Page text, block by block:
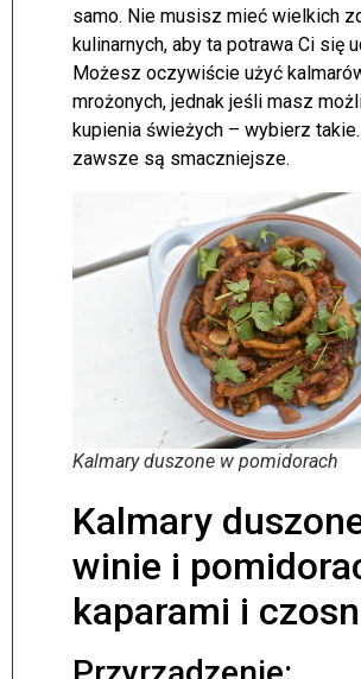
samo. Nie musisz mieć wielkich
kulinarnych, aby ta potrawa Ci się
Możesz oczywiście użyć
mrożonych, jednak jeśli masz
kupienia świeżych – wybierz
zawsze są smaczniejsze.
Kalmary duszone w pomidorach
Kalmary
winie i
kaparami i